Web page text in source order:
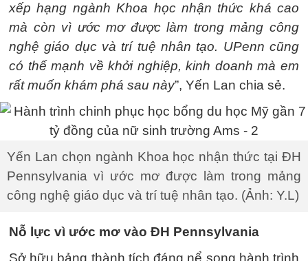
xếp hạng ngành Khoa học nhận thức khá cao
mà còn vì ước mơ được làm trong mảng công
nghệ giáo dục và trí tuệ nhân tạo. UPenn cũng
có thế mạnh về khởi nghiệp, kinh doanh mà em
rất muốn khám phá sau này”, Yến Lan chia sẻ.
Yến Lan chọn ngành Khoa học nhận thức tại ĐH
Pennsylvania vì ước mơ được làm trong mảng
công nghệ giáo dục và trí tuệ nhân tạo. (Ảnh: Y.L)
Nỗ lực vì ước mơ vào ĐH Pennsylvania
Sở hữu bảng thành tích đáng nể song hành trình